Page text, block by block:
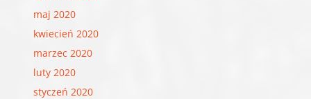
maj 2020
kwiecień 2020
marzec 2020
luty 2020
styczeń 2020